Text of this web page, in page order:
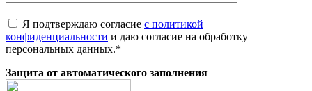
Я подтверждаю согласие с политикой
конфиденциальности и даю согласие на обработку
персональных данных.*
Защита от автоматического заполнения